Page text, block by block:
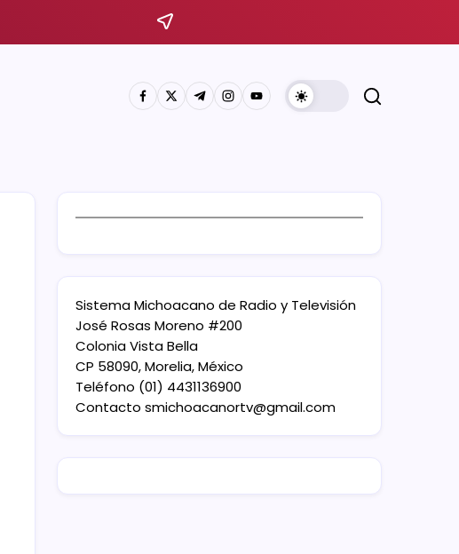
Sistema Michoacano de Radio y Televisión
José Rosas Moreno #200
Colonia Vista Bella
CP 58090, Morelia, México
Teléfono (01) 4431136900
Contacto smichoacanortv@gmail.com